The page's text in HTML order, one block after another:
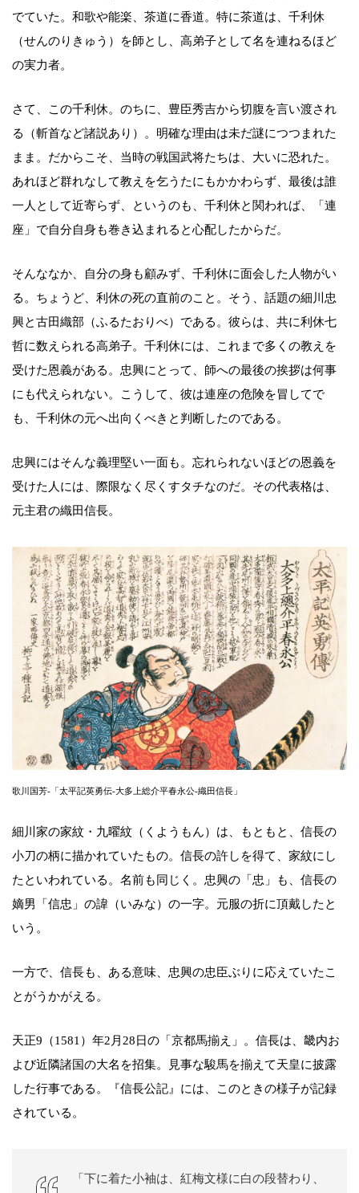
でていた。和歌や能楽、茶道に香道。特に茶道は、千利休
（せんのりきゅう）を師とし、高弟子として名を連ねるほど
の実力者。
さて、この千利休。のちに、豊臣秀吉から切腹を言い渡され
る（斬首など諸説あり）。明確な理由は未だ謎につつまれた
まま。だからこそ、当時の戦国武将たちは、大いに恐れた。
あれほど群れなして教えを乞うたにもかかわらず、最後は誰
一人として近寄らず、というのも、千利休と関われば、「連
座」で自分自身も巻き込まれると心配したからだ。
そんななか、自分の身も顧みず、千利休に面会した人物がい
る。ちょうど、利休の死の直前のこと。そう、話題の細川忠
興と古田織部（ふるたおりべ）である。彼らは、共に利休七
哲に数えられる高弟子。千利休には、これまで多くの教えを
受けた恩義がある。忠興にとって、師への最後の挨拶は何事
にも代えられない。こうして、彼は連座の危険を冒してで
も、千利休の元へ出向くべきと判断したのである。
忠興にはそんな義理堅い一面も。忘れられないほどの恩義を
受けた人には、際限なく尽くすタチなのだ。その代表格は、
元主君の織田信長。
歌川国芳-「太平記英勇伝-大多上総介平春永公-織田信長」
細川家の家紋・九曜紋（くようもん）は、もともと、信長の
小刀の柄に描かれていたもの。信長の許しを得て、家紋にし
たといわれている。名前も同じく。忠興の「忠」も、信長の
嫡男「信忠」の諱（いみな）の一字。元服の折に頂戴したと
いう。
一方で、信長も、ある意味、忠興の忠臣ぶりに応えていたこ
とがうかがえる。
天正9（1581）年2月28日の「京都馬揃え」。信長は、畿内お
よび近隣諸国の大名を招集。見事な駿馬を揃えて天皇に披露
した行事である。『信長公記』には、このときの様子が記録
されている。
「下に着た小袖は、紅梅文様に白の段替わり、